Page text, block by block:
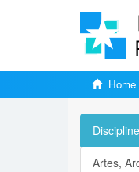
Home
Discipline
Artes,